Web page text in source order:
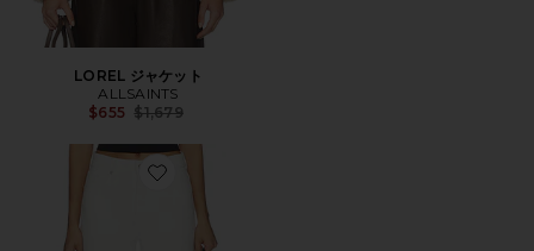
LOREL ジャケット
ALLSAINTS
$655 Previous price:
$1,679
Favorite SADIE BARREL デニム